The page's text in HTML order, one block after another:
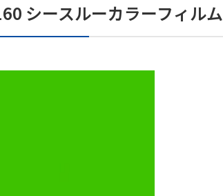
シースルーカラーフィルム